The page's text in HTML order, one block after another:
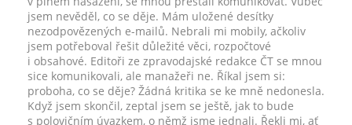
jsem nevěděl, co se děje. Mám uložené desítky
nezodpovězených e-mailů. Nebrali mi mobily, ačkoliv
jsem potřeboval řešit důležité věci, rozpočtové
i obsahové. Editoři ze zpravodajské redakce ČT se mnou
sice komunikovali, ale manažeři ne. Říkal jsem si:
proboha, co se děje? Žádná kritika se ke mně nedonesla.
Když jsem skončil, zeptal jsem se ještě, jak to bude
s polovičním úvazkem, o němž jsme jednali. Řekli mi, ať